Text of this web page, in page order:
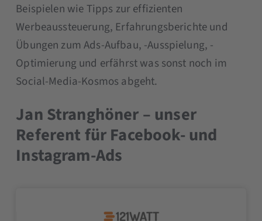
Beispielen wie Tipps zur effizienten
Werbeaussteuerung, Erfahrungsberichte und
Übungen zum Ads-Aufbau, -Ausspielung, -
Optimierung und erfährst was sonst noch im
Social-Media-Kosmos abgeht.
Jan Stranghöner – unser
Referent für Facebook- und
Instagram-Ads